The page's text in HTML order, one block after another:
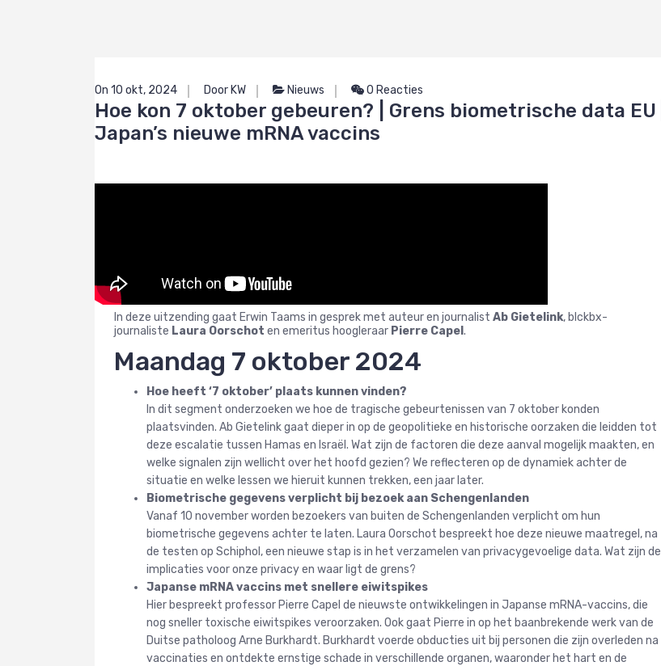
On 10 okt, 2024 Door KW Nieuws 0 Reacties
Hoe kon 7 oktober gebeuren? | Grens biometrische data EU |
Japan’s nieuwe mRNA vaccins
In deze uitzending gaat Erwin Taams in gesprek met auteur en journalist Ab Gietelink, blckbx-
journaliste Laura Oorschot en emeritus hoogleraar Pierre Capel .
Maandag 7 oktober 2024
Hoe heeft ‘7 oktober’ plaats kunnen vinden?
In dit segment onderzoeken we hoe de tragische gebeurtenissen van 7 oktober konden
plaatsvinden. Ab Gietelink gaat dieper in op de geopolitieke en historische oorzaken die leidden tot
deze escalatie tussen Hamas en Israël. Wat zijn de factoren die deze aanval mogelijk maakten, en
welke signalen zijn wellicht over het hoofd gezien? We reflecteren op de dynamiek achter de
situatie en welke lessen we hieruit kunnen trekken, een jaar later.
Biometrische gegevens verplicht bij bezoek aan Schengenlanden
Vanaf 10 november worden bezoekers van buiten de Schengenlanden verplicht om hun
biometrische gegevens achter te laten. Laura Oorschot bespreekt hoe deze nieuwe maatregel, na
de testen op Schiphol, een nieuwe stap is in het verzamelen van privacygevoelige data. Wat zijn de
implicaties voor onze privacy en waar ligt de grens?
Japanse mRNA vaccins met snellere eiwitspikes
Hier bespreekt professor Pierre Capel de nieuwste ontwikkelingen in Japanse mRNA-vaccins, die
nog sneller toxische eiwitspikes veroorzaken. Ook gaat Pierre in op het baanbrekende werk van de
Duitse patholoog Arne Burkhardt. Burkhardt voerde obducties uit bij personen die zijn overleden na
vaccinaties en ontdekte ernstige schade in verschillende organen, waaronder het hart en de